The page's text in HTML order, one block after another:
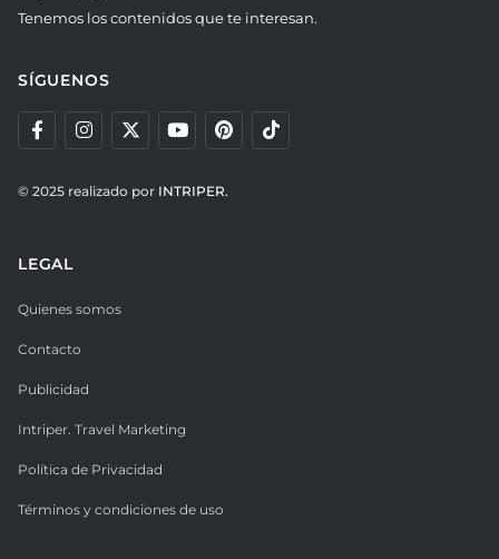
Tenemos los contenidos que te interesan.
SÍGUENOS
© 2025 realizado por INTRIPER.
LEGAL
Quienes somos
Contacto
Publicidad
Intriper. Travel Marketing
Política de Privacidad
Términos y condiciones de uso